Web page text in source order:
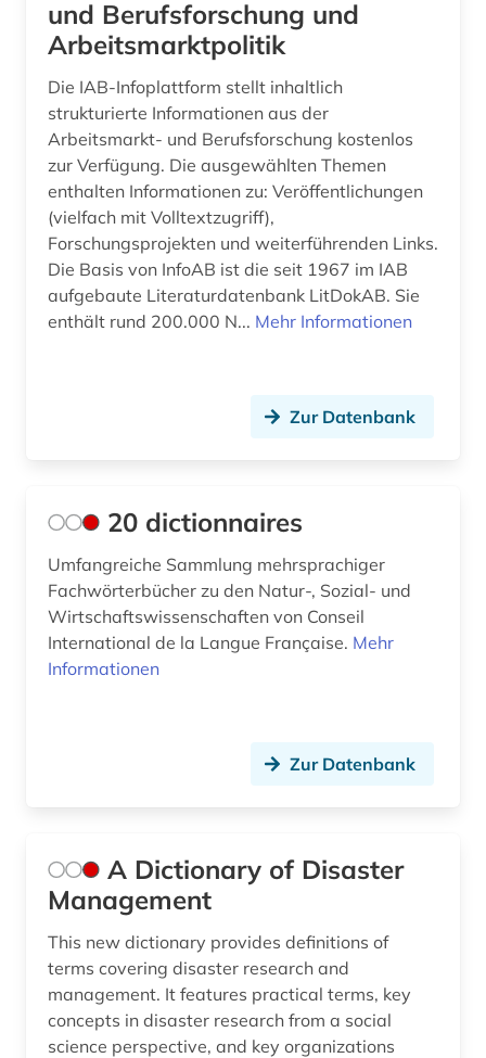
arbeitsmarkt (10)
arbeitsmarktforschung (1)
arbeitsmarktstatistik (2)
arbeitsmedizin (1)
arbeitsproduktivität (3)
arbeitsrecht (23)
arbeitsschutz (5)
arbeitssicherheitsrecht (1)
architektur (3)
arizona (1)
armut (2)
asiatisch-pazifischer raum (3)
asien (6)
asien-pazifik (1)
asienforschung (1)
astronomie (1)
Finnland (4)
Frankreich (11)
GUS (4)
Gibraltar (1)
Griechenland (4)
Großbritannien (30)
Irland (5)
Island (2)
Japan (7)
Korea (1)
Kroatien (3)
Makedonien (2)
Malta (3)
Mecklenburg-Vorpommern (4)
Mittelamerika (6)
Moldawien (4)
und Berufsforschung und
Arbeitsmarktpolitik
Die IAB-Infoplattform stellt inhaltlich
strukturierte Informationen aus der
Arbeitsmarkt- und Berufsforschung kostenlos
zur Verfügung. Die ausgewählten Themen
enthalten Informationen zu: Veröffentlichungen
(vielfach mit Volltextzugriff),
Forschungsprojekten und weiterführenden Links.
Die Basis von InfoAB ist die seit 1967 im IAB
aufgebaute Literaturdatenbank LitDokAB. Sie
enthält rund 200.000 N... Mehr Informationen
Zur Datenbank
20 dictionnaires
Umfangreiche Sammlung mehrsprachiger
Fachwörterbücher zu den Natur-, Sozial- und
Wirtschaftswissenschaften von Conseil
International de la Langue Française. Mehr
Informationen
Zur Datenbank
A Dictionary of Disaster
Management
This new dictionary provides definitions of
terms covering disaster research and
management. It features practical terms, key
concepts in disaster research from a social
science perspective, and key organizations